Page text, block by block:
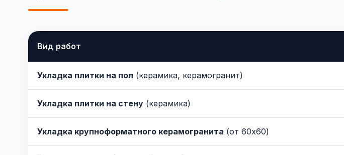
Вид работ
Укладка плитки на пол (керамика, керамогранит)
Укладка плитки на стену (керамика)
Укладка крупноформатного керамогранита (от 60x60)